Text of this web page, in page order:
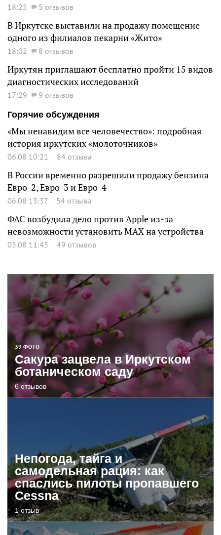
18:25 5 отзывов
В Иркутске выставили на продажу помещение
одного из филиалов пекарни «Жито»
18:02 8 отзывов
Иркутян приглашают бесплатно пройти 15 видов
диагностических исследований
17:29
9 отзывов
Горячие обсуждения
«Мы ненавидим все человечество»: подробная
история иркутских «молоточников»
06.08 10:21 84 отзыва
В России временно разрешили продажу бензина
Евро-2, Евро-3 и Евро-4
06.08 13:37 54 отзыва
ФАС возбудила дело против Apple из-за
невозможности установить MAX на устройства
05.08 11:45 49 отзывов
39 ФОТО
Сакура зацвела в Иркутском
ботаническом саду
6 отзывов
Непогода, тайга и
самодельная рация: как
спаслись пилоты пропавшего
Cessna
1 отзыв